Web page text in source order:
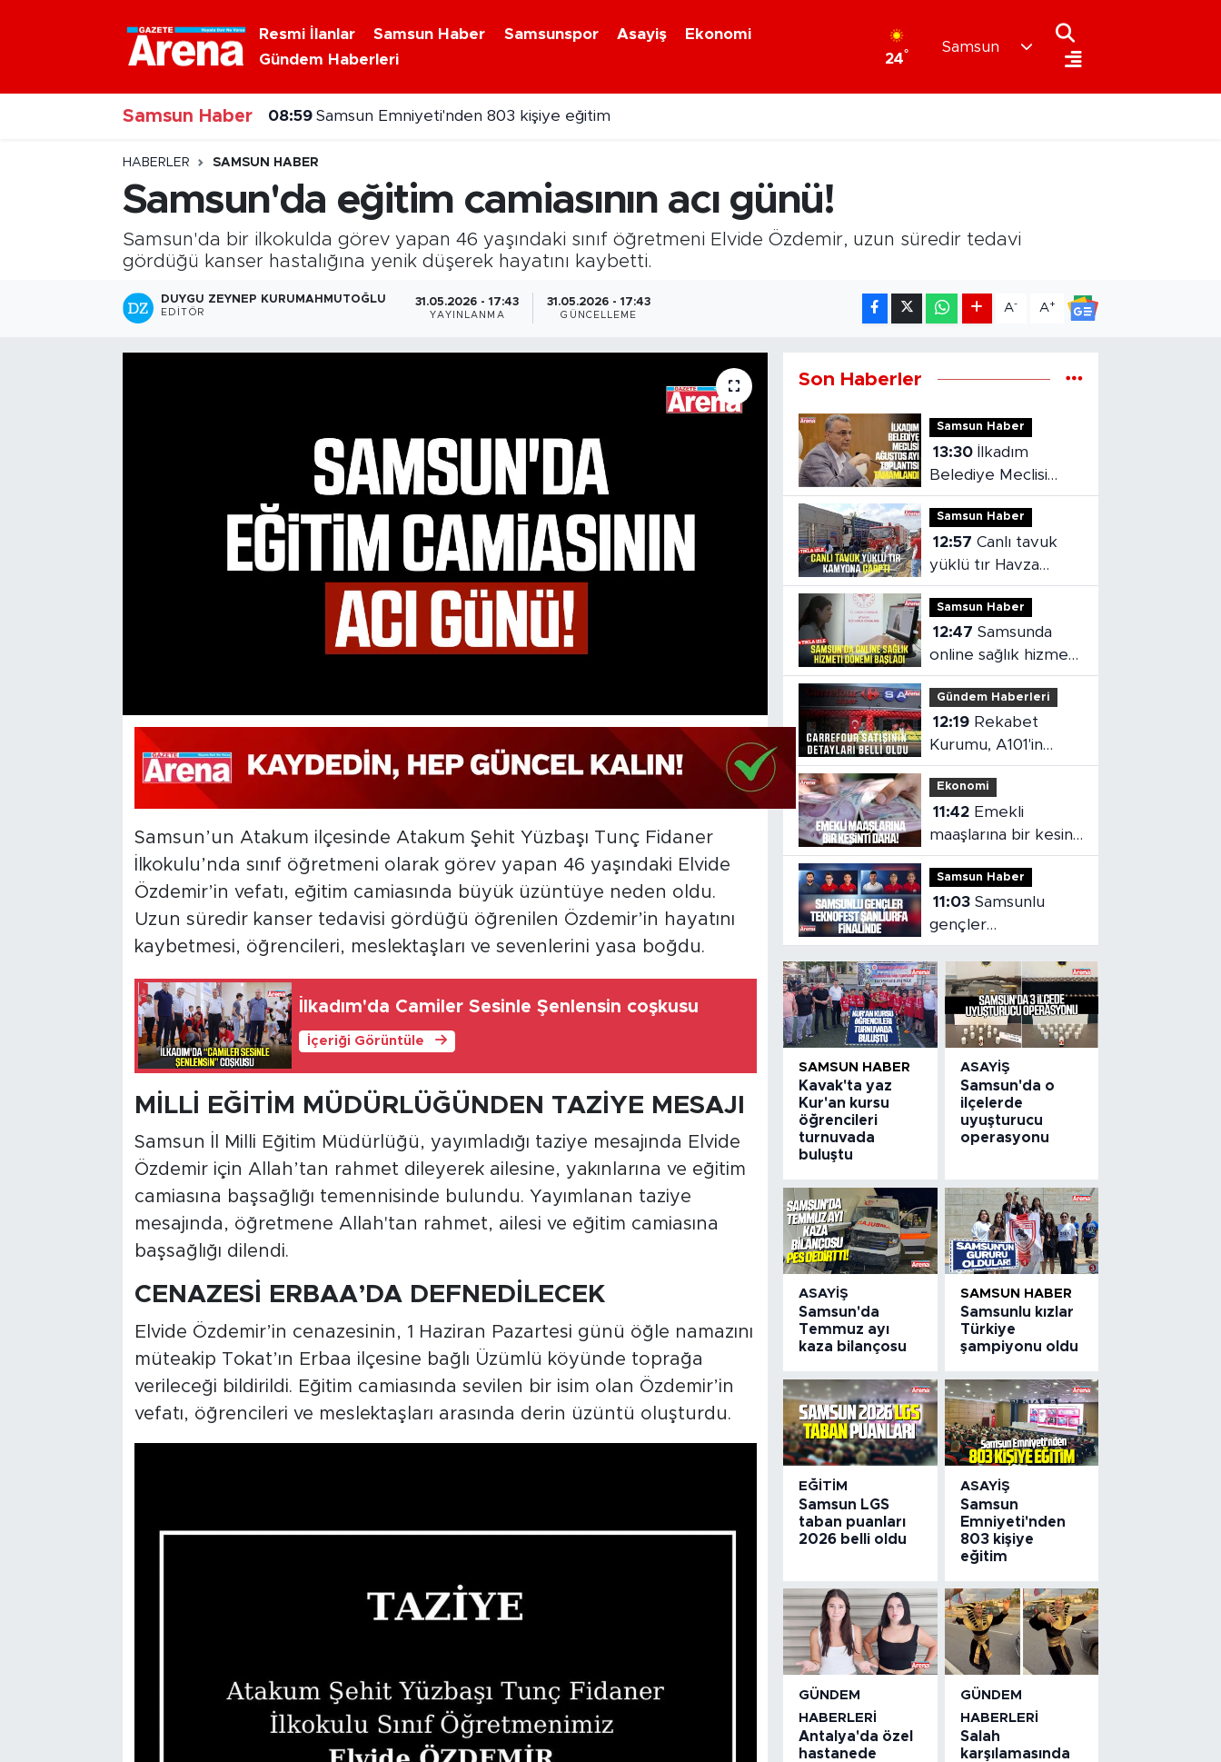
Resmi İlanlar Samsun Haber Samsunspor Asayiş
Ekonomi
Gündem Haberleri
24°
Samsun
Samsun Haber 08:59 Samsun Emniyeti'nden 803 kişiye eğitim
HABERLER SAMSUN HABER
Samsun'da eğitim camiasının acı günü!
Samsun'da bir ilkokulda görev yapan 46 yaşındaki sınıf öğretmeni Elvide Özdemir, uzun süredir tedavi
gördüğü kanser hastalığına yenik düşerek hayatını kaybetti.
DUYGU ZEYNEP KURUMAHMUTOĞLU
EDITÖR
31.05.2026 - 17:43
YAYINLANMA
31.05.2026 - 17:43
GÜNCELLEME
A- A+
Samsun’un Atakum ilçesinde Atakum Şehit Yüzbaşı Tunç Fidaner
İlkokulu’nda sınıf öğretmeni olarak görev yapan 46 yaşındaki Elvide
Özdemir’in vefatı, eğitim camiasında büyük üzüntüye neden oldu.
Uzun süredir kanser tedavisi gördüğü öğrenilen Özdemir’in hayatını
kaybetmesi, öğrencileri, meslektaşları ve sevenlerini yasa boğdu.
İlkadım'da Camiler Sesinle Şenlensin coşkusu
İçeriği Görüntüle
MİLLİ EĞİTİM MÜDÜRLÜĞÜNDEN TAZİYE MESAJI
Samsun İl Milli Eğitim Müdürlüğü, yayımladığı taziye mesajında Elvide
Özdemir için Allah’tan rahmet dileyerek ailesine, yakınlarına ve eğitim
camiasına başsağlığı temennisinde bulundu. Yayımlanan taziye
mesajında, öğretmene Allah'tan rahmet, ailesi ve eğitim camiasına
başsağlığı dilendi.
CENAZESİ ERBAA’DA DEFNEDİLECEK
Elvide Özdemir’in cenazesinin, 1 Haziran Pazartesi günü öğle namazını
müteakip Tokat’ın Erbaa ilçesine bağlı Üzümlü köyünde toprağa
verileceği bildirildi. Eğitim camiasında sevilen bir isim olan Özdemir’in
vefatı, öğrencileri ve meslektaşları arasında derin üzüntü oluşturdu.
Son Haberler
Samsun Haber
13:30
Belediye Meclisi
Ağustos Ayı
Toplantısı
tamamlandı
Samsun Haber
12:57 Canlı tavuk
yüklü tır Havza
Viyadüğü'nde
kamyona çarptı
Samsun Haber
12:47 Samsunda
online sağlık hizmeti
dönemi başladı
Gündem Haberleri
12:19
Kurumu, A101'in
Carrefour devrine
şartlı izin verdi
Ekonomi
11:42
maaşlarına bir kesinti
daha!
Samsun Haber
11:03 Samsunlu
gençler
TEKNOFEST
Şanlıurfa finalinde
SAMSUN HABER
Kavak'ta yaz
Kur'an kursu
öğrencileri
turnuvada
buluştu
ASAYIŞ
Samsun'da o
ilçelerde
uyuşturucu
operasyonu
ASAYIŞ
Samsun'da
Temmuz ayı
kaza bilançosu
SAMSUN HABER
Samsunlu kızlar
Türkiye
şampiyonu oldu
EĞITIM
Samsun LGS
taban puanları
2026 belli oldu
ASAYIŞ
Samsun
Emniyeti'nden
803 kişiye
eğitim
GÜNDEM
HABERLERI
Antalya'da özel
hastanede
GÜNDEM
HABERLERI
Salah
karşılamasında
Nöbetçi Eczaneler
Hava Durumu
Samsun Namaz Vakitleri
Trafik Durumu
Süper Lig Puan Durumu ve Fikstür
Tüm Manşetler